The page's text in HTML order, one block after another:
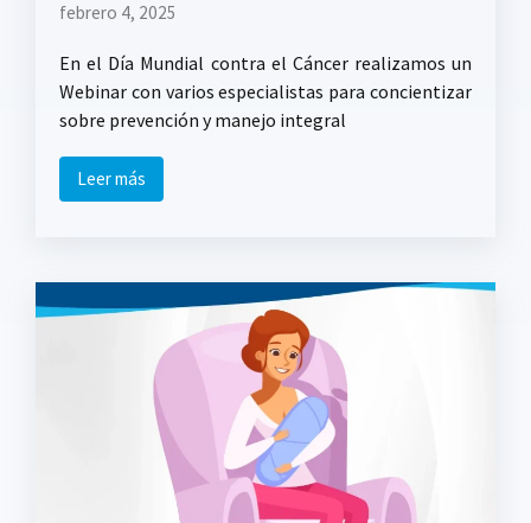
febrero 4, 2025
En el Día Mundial contra el Cáncer realizamos un
Webinar con varios especialistas para concientizar
sobre prevención y manejo integral
Leer más